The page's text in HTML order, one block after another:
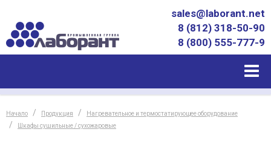
sales@laborant.net
8 (812) 318-50-90
8 (800) 555-777-9
Начало Продукция
Нагревательное и термостатирующее оборудование
Шкафы сушильные / сухожаровые